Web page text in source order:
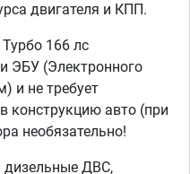
двигателя и КПП.
166 лс
ЭБУ (Электронного
и не требует
конструкцию авто (при
необязательно!
ДВС,